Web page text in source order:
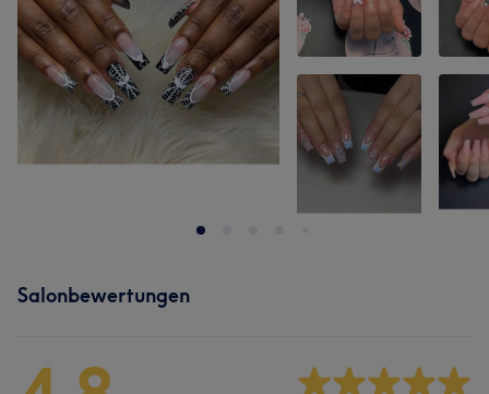
Salonbewertungen